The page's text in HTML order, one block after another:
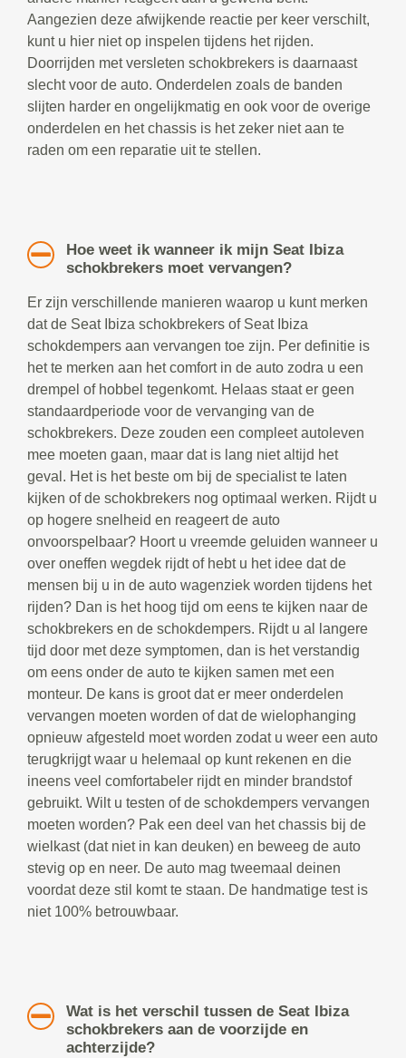
Aangezien deze afwijkende reactie per keer verschilt,
kunt u hier niet op inspelen tijdens het rijden.
Doorrijden met versleten schokbrekers is daarnaast
slecht voor de auto. Onderdelen zoals de banden
slijten harder en ongelijkmatig en ook voor de overige
onderdelen en het chassis is het zeker niet aan te
raden om een reparatie uit te stellen.
Hoe weet ik wanneer ik mijn Seat Ibiza
schokbrekers moet vervangen?
Er zijn verschillende manieren waarop u kunt merken
dat de Seat Ibiza schokbrekers of Seat Ibiza
schokdempers aan vervangen toe zijn. Per definitie is
het te merken aan het comfort in de auto zodra u een
drempel of hobbel tegenkomt. Helaas staat er geen
standaardperiode voor de vervanging van de
schokbrekers. Deze zouden een compleet autoleven
mee moeten gaan, maar dat is lang niet altijd het
geval. Het is het beste om bij de specialist te laten
kijken of de schokbrekers nog optimaal werken. Rijdt u
op hogere snelheid en reageert de auto
onvoorspelbaar? Hoort u vreemde geluiden wanneer u
over oneffen wegdek rijdt of hebt u het idee dat de
mensen bij u in de auto wagenziek worden tijdens het
rijden? Dan is het hoog tijd om eens te kijken naar de
schokbrekers en de schokdempers. Rijdt u al langere
tijd door met deze symptomen, dan is het verstandig
om eens onder de auto te kijken samen met een
monteur. De kans is groot dat er meer onderdelen
vervangen moeten worden of dat de wielophanging
opnieuw afgesteld moet worden zodat u weer een auto
terugkrijgt waar u helemaal op kunt rekenen en die
ineens veel comfortabeler rijdt en minder brandstof
gebruikt. Wilt u testen of de schokdempers vervangen
moeten worden? Pak een deel van het chassis bij de
wielkast (dat niet in kan deuken) en beweeg de auto
stevig op en neer. De auto mag tweemaal deinen
voordat deze stil komt te staan. De handmatige test is
niet 100% betrouwbaar.
Wat is het verschil tussen de Seat Ibiza
schokbrekers aan de voorzijde en
achterzijde?